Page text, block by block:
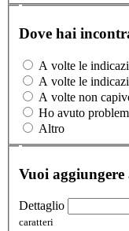
Dove hai
A volte le
A volte le
A volte non
Ho avuto
Altro
Vuoi
Dettaglio
caratteri